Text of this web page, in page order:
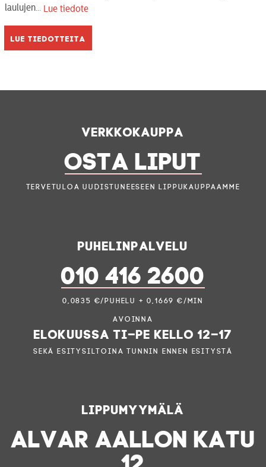
laulujen...
Lue tiedote
Lue tiedotteita
Verkkokauppa
OSTA LIPUT
Tervetuloa uudistuneeseen lippukauppaamme
Puhelinpalvelu
010 416 2600
0,0835 €/puhelu + 0,1669 €/min
Avoinna
elokuussa ti–pe kello 12–17
sekä esitysiltoina tunnin ennen esitystä
Lippumyymälä
ALVAR AALLON KATU
12